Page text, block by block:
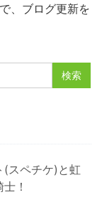
、ブログ更新を
(スペチケ)と虹
！